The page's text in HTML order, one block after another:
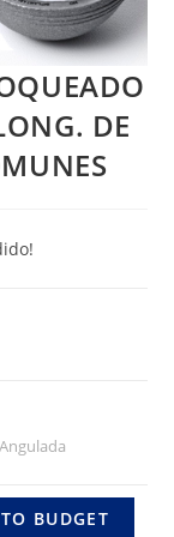
DE
BUDGET